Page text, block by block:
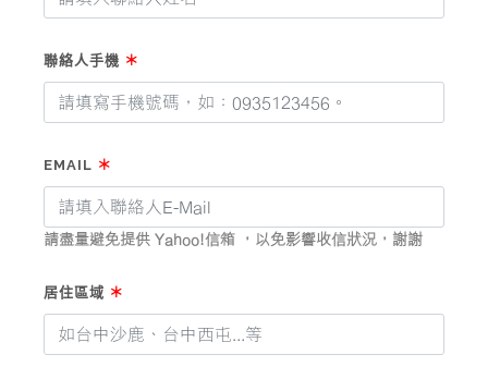
聯絡人手機 ＊
EMAIL ＊
請盡量避免提供 Yahoo!信箱 ，以免影響收信狀況，謝謝
居住區域 ＊